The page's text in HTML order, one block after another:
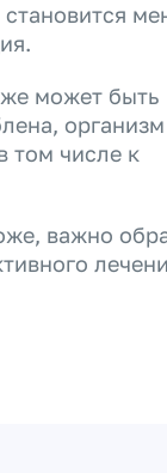
может быть
организм
том числе к
важно